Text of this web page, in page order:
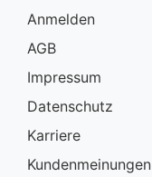
Anmelden
AGB
Impressum
Datenschutz
Karriere
Kundenmeinungen